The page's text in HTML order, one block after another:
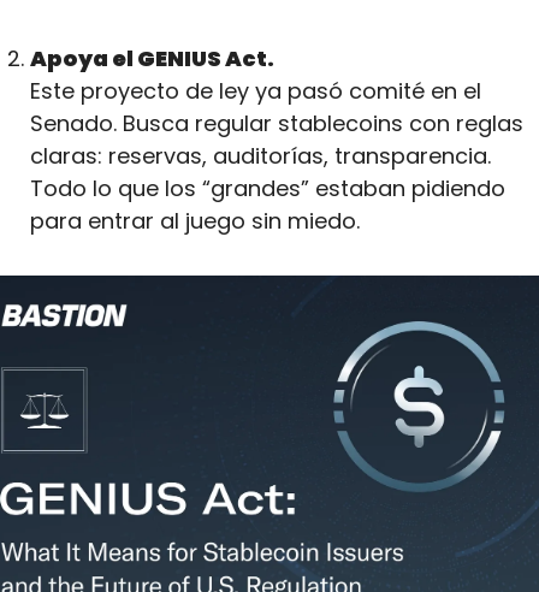
Apoya el GENIUS Act.
Este proyecto de ley ya pasó comité en el
Senado. Busca regular stablecoins con reglas
claras: reservas, auditorías, transparencia.
Todo lo que los “grandes” estaban pidiendo
para entrar al juego sin miedo.